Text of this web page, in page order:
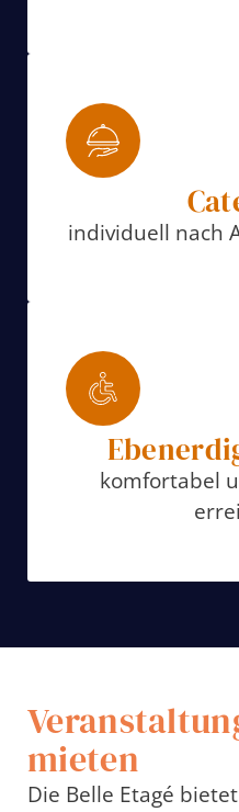
individuell nach
komfortabel
mieten
Die Belle Etagé